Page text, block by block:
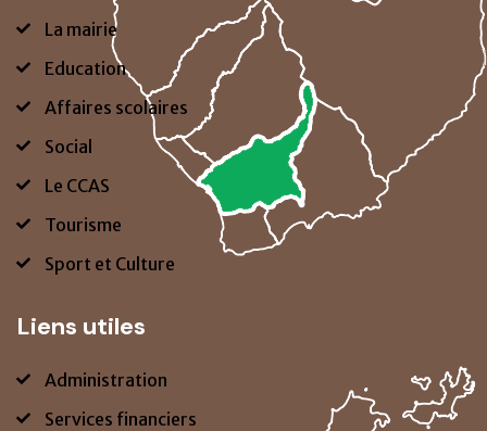
La mairie
Education
Affaires scolaires
Social
Le CCAS
Tourisme
Sport et Culture
Liens utiles
Administration
Services financiers